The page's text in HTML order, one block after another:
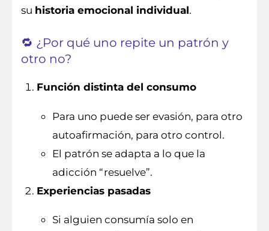
su historia emocional individual.
🔁 ¿Por qué uno repite un patrón y
otro no?
Función distinta del consumo
Para uno puede ser evasión, para otro
autoafirmación, para otro control.
El patrón se adapta a lo que la
adicción “resuelve”.
Experiencias pasadas
Si alguien consumía solo en